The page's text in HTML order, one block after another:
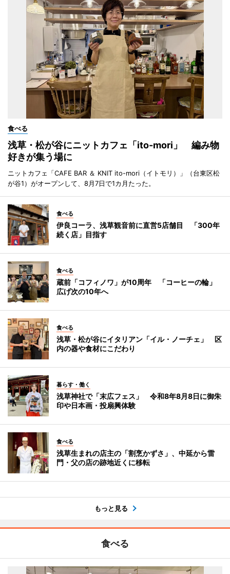
食べる
浅草・松が谷にニットカフェ「ito-mori」 編み物
好きが集う場に
ニットカフェ「CAFE BAR ＆ KNIT ito-mori（イトモリ）」（台東区松
が谷1）がオープンして、8月7日で1カ月たった。
食べる
伊良コーラ、浅草観音前に直営5店舗目 「300年
続く店」目指す
食べる
蔵前「コフィノワ」が10周年 「コーヒーの輪」
広げ次の10年へ
食べる
浅草・松が谷にイタリアン「イル・ノーチェ」 区
内の器や食材にこだわり
暮らす・働く
浅草神社で「末広フェス」 令和8年8月8日に御朱
印や日本画・投扇興体験
食べる
浅草生まれの店主の「割烹かずさ」、中延から雷
門・父の店の跡地近くに移転
もっと見る
食べる